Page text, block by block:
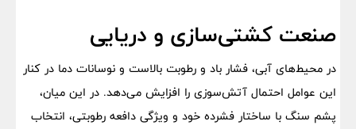
صنعت کشتی‌سازی و دریایی
در محیط‌های آبی، فشار باد و رطوبت بالاست و نوسانات دما در کنار
این عوامل احتمال آتش‌سوزی را افزایش می‌دهد. در این میان،
پشم سنگ با ساختار فشرده خود و ویژگی دافعه رطوبتی، انتخاب